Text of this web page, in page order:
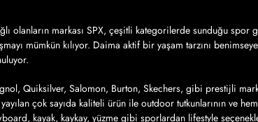
olanların markası SPX, çeşitli kategorilerde sunduğu
mümkün kılıyor. Daima aktif bir yaşam tarzını
Quiksilver, Salomon, Burton, Skechers, gibi prestijli
çok sayıda kaliteli ürün ile outdoor tutkunlarının ve
kayak, kaykay, yüzme gibi sporlardan lifestyle